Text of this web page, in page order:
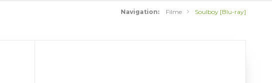
Navigation: Filme Soulboy [Blu-ray]